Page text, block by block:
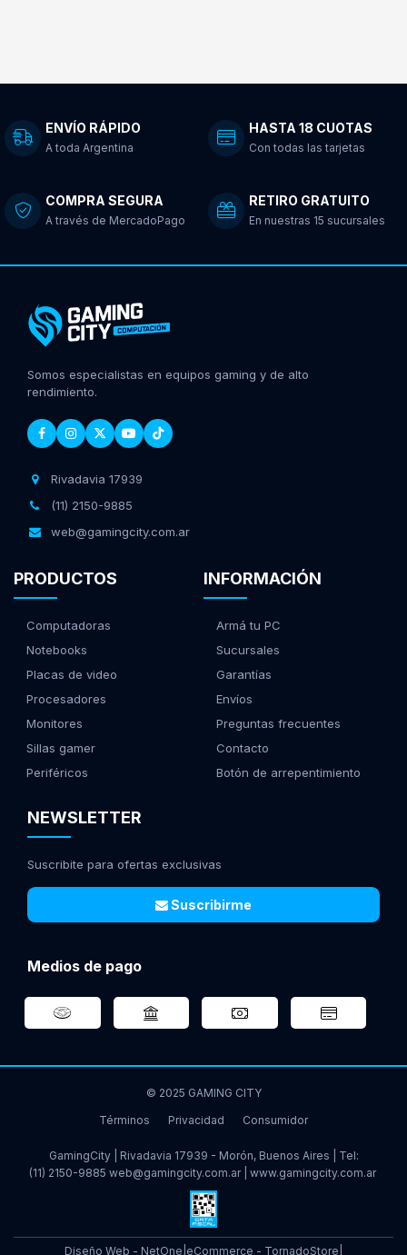
ENVÍO RÁPIDO
A toda Argentina
HASTA 18 CUOTAS
Con todas las tarjetas
COMPRA SEGURA
A través de MercadoPago
RETIRO GRATUITO
En nuestras 15 sucursales
Somos especialistas en equipos gaming y de alto
rendimiento.
Rivadavia 17939
(11) 2150-9885
web@gamingcity.com.ar
PRODUCTOS
Computadoras
Notebooks
Placas de video
Procesadores
Monitores
Sillas gamer
Periféricos
INFORMACIÓN
Armá tu PC
Sucursales
Garantías
Envíos
Preguntas frecuentes
Contacto
Botón de arrepentimiento
NEWSLETTER
Suscribite para ofertas exclusivas
Suscribirme
Medios de pago
© 2025 GAMING CITY
Términos
Privacidad Consumidor
GamingCity | Rivadavia 17939 - Morón, Buenos Aires | Tel:
(11) 2150-9885 web@gamingcity.com.ar www.gamingcity.com.ar
Diseño Web - NetOne eCommerce - TornadoStore